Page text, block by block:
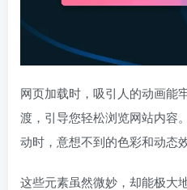
网页加载时，吸引人的动画能
渡，引导您轻松浏览网站内容
动时，意想不到的色彩和动态
这些元素虽然微妙，却能极大